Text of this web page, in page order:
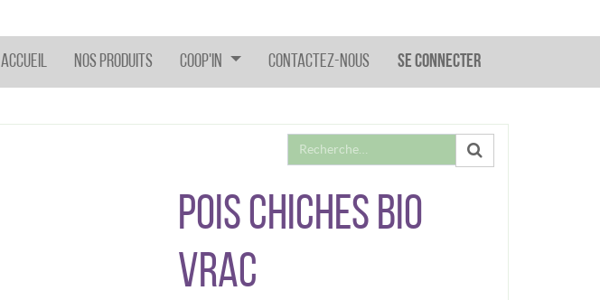
Accueil Nos Produits Coop'In Contactez-nous Se connecter
POIS CHICHES BIO
VRAC